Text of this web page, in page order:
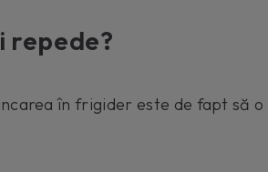
repede?
în frigider este de fapt să o